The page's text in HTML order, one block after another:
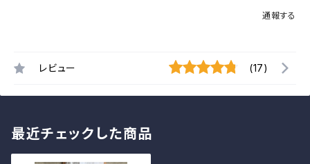
通報する
レビュー (17)
最近チェックした商品